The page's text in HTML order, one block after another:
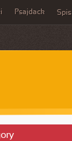
Psajdack Spis